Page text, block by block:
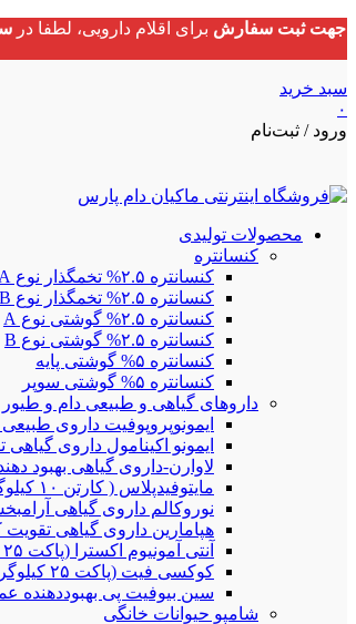
جهت ثبت سفارش برای اقلام دارویی، لطفا در
سبد خرید
۰
ورود / ثبت‌نام
محصولات تولیدی
کنسانتره
کنسانتره ۲.۵% تخمگذار نوع A
کنسانتره ۲.۵% تخمگذار نوع B
کنسانتره ۲.۵% گوشتی نوع A
کنسانتره ۲.۵% گوشتی نوع B
کنسانتره ۵% گوشتی پایه
کنسانتره ۵% گوشتی سوپر
داروهای گیاهی و طبیعی دام و طیور
ایمونوپروپوفیت داروی طبیعی تقویت
ایمونو اکینامول داروی گیاهی
لاوارن-داروی گیاهی بهبود دهنده
مایتوفیدپلاس ( کارتن ۱۰ کیلوگرمی)
نوروکالم داروی گیاهی آرامبخش و ضد
هپامارین داروی گیاهی تقویت کننده ی
آنتی آمونیوم اکسترا (پاکت ۲۵ کیلوگرمی)
کوکسی فیت (پاکت ۲۵ کیلوگرمی)
سین بیوفیت پی بهبوددهنده
شامپو حیوانات خانگی